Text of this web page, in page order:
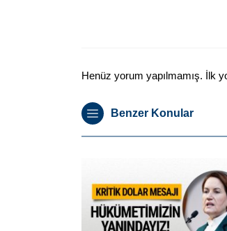
Henüz yorum yapılmamış. İlk
Benzer Konular